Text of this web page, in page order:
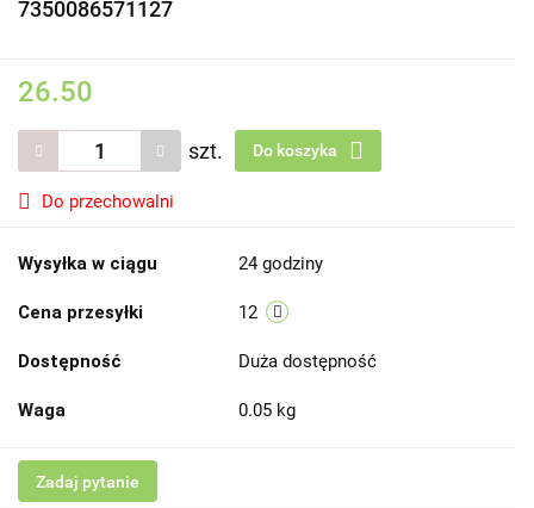
7350086571127
26.50
szt. Do koszyka
Do przechowalni
Wysyłka w ciągu 24 godziny
Cena przesyłki 12
Dostępność Duża dostępność
Waga 0.05 kg
Zadaj pytanie